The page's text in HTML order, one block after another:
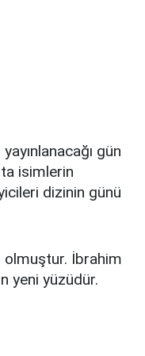
gün
isimlerin
dizinin günü
olmuştur. İbrahim
yeni yüzüdür.